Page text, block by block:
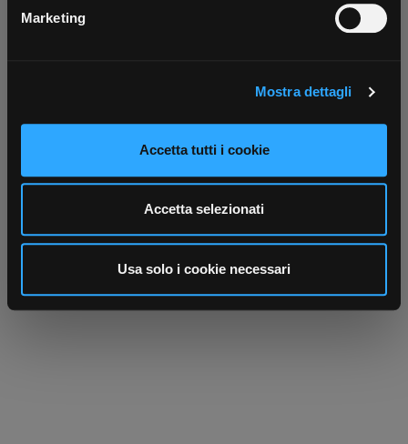
Identificare il tuo dispositivo, scansionandolo
Approfondisci come vengono elaborati i tuoi dati personali
dalla Dichiarazione sui cookie.
Utilizziamo i cookie per personalizzare contenuti ed
analizzare il nostro traffico. Condividiamo inoltre
informazioni sul modo in cui utilizza il nostro sito con i
nostri partner che si occupano di analisi dei dati web,
pubblicità e social media, i quali potrebbero combinarle
Marketing
Mostra dettagli
Accetta tutti i cookie
Accetta selezionati
Usa solo i cookie necessari
dedicato
Punti vendita
te